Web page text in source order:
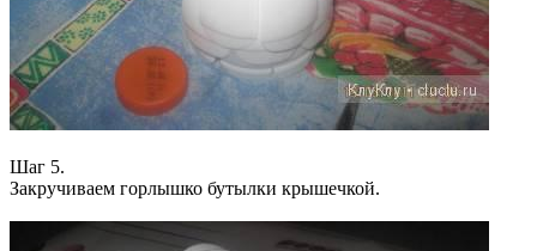
Шаг 5.
Закручиваем горлышко бутылки крышечкой.